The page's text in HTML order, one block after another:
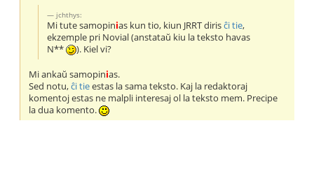
jchthys:
Mi tute samopinias kun tio, kiun JRRT dirisĉi tie,
ekzemple pri Novial (anstataŭ kiu la teksto havas
N** ). Kiel vi?
Mi ankaŭ samopinias.
Sed notu,ĉi tieestas la sama tekstо. Kaj la redaktoraj
komentoj estas ne malpli interesaj ol la teksto mem. Precipe
la dua komento.